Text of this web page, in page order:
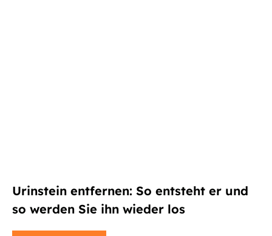
Urinstein entfernen: So entsteht er und
so werden Sie ihn wieder los